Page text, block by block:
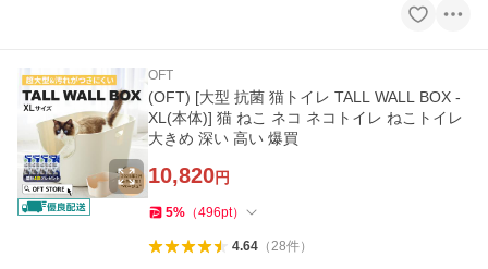
OFT
(OFT) [大型 抗菌 猫トイレ TALL WALL BOX -
XL(本体)] 猫 ねこ ネコ ネコトイレ ねこトイレ
大きめ 深い 高い 爆買
10,820円
5% （496pt）
4.64（28件）